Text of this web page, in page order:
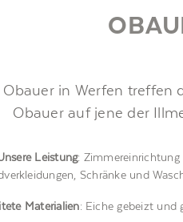
in Werfen treffen
Obauer auf jene der
Leistung: Zimmereinrichtung
Schränke und
Materialien: Eiche gebeizt und